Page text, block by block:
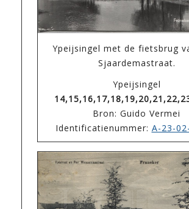
Ypeijsingel met de fietsbrug
Sjaardemastraat.
Ypeijsingel
Bron: Guido Vermei
Identificatienummer: A-23-